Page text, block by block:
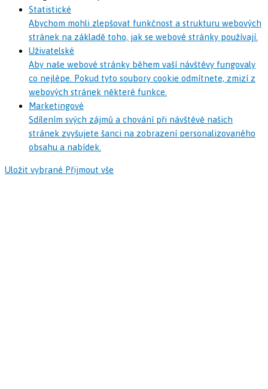
Statistické
Abychom mohli zlepšovat funkčnost a strukturu webových
stránek na základě toho, jak se webové stránky používají.
Uživatelské
Aby naše webové stránky během vaší návštěvy fungovaly
co nejlépe. Pokud tyto soubory cookie odmítnete, zmizí z
webových stránek některé funkce.
Marketingové
Sdílením svých zájmů a chování při návštěvě našich
stránek zvyšujete šanci na zobrazení personalizovaného
obsahu a nabídek.
Uložit vybrané Přijmout vše